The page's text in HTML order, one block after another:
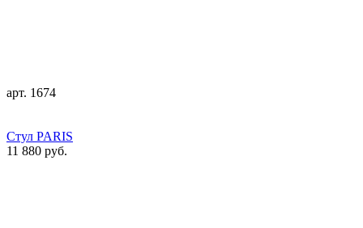
арт. 1674
Стул PARIS
11 880 руб.